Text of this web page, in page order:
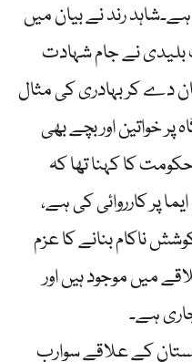
رند نے بیان میں
بلیدی نے جام شہادت
دے کر بہادری کی مثال
خواتین اور بچے بھی
کا کہنا تھا کہ
پر کارروائی کی ہے،
ناکام بنانے کا عزم
میں موجود ہیں اور
ہے۔
کے علاقے سوارب